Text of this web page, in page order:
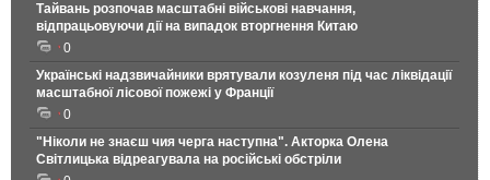
Тайвань розпочав масштабні військові навчання,
відпрацьовуючи дії на випадок вторгнення Китаю
0
Українські надзвичайники врятували козуленя під час ліквідації
масштабної лісової пожежі у Франції
0
"Ніколи не знаєш чия черга наступна". Акторка Олена
Світлицька відреагувала на російські обстріли